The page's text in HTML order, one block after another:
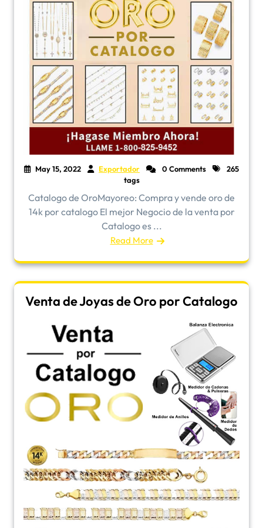
May 15, 2022 Exportador 0 Comments
265
tags
​Catalogo de OroMayoreo: Compra y vende oro de
14k por catalogo El mejor Negocio de la venta por
Catalogo es ...
Read More
Venta de Joyas de Oro por Catalogo